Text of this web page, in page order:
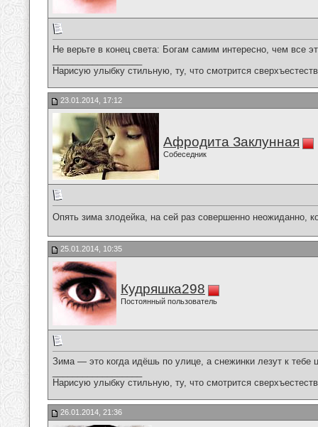
Не верьте в конец света: Богам самим интересно, чем все
Нарисую улыбку стильную, ту, что смотрится
23.01.2014, 17:12
Афродита Заклунная
Собеседник
Опять зима злодейка, на сей раз совершенно неожиданно,
25.01.2014, 10:35
Кудряшка298
Постоянный пользователь
Зима — это когда идёшь по улице, а снежинки лезут к
Нарисую улыбку стильную, ту, что смотрится
26.01.2014, 21:36